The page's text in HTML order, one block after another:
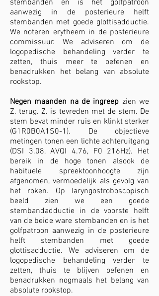
stembanden en is het golfpatroon
aanwezig in de posterieure helft
stembanden met goede glottisadductie.
We noteren erytheem in de posterieure
commissuur. We adviseren om de
logopedische behandeling verder te
zetten, thuis meer te oefenen en
benadrukken het belang van absolute
rookstop.
Negen maanden na de ingreep zien we
Z. terug. Z. is tevreden met de stem. De
stem bevat minder ruis en klinkt sterker
(G1R0B0A1S0-1). De objectieve
metingen tonen een lichte achteruitgang
(DSI 3.08, AVQI 4.76, F0 216Hz). Het
bereik in de hoge tonen alsook de
habituele spreektoonhoogte zijn
afgenomen, vermoedelijk als gevolg van
het roken. Op laryngostroboscopisch
beeld zien we een goede
stembandadductie in de voorste helft
van de beide ware stembanden en is het
golfpatroon aanwezig in de posterieure
helft stembanden met goede
glottisadductie. We adviseren om de
logopedische behandeling verder te
zetten, thuis te blijven oefenen en
benadrukken nogmaals het belang van
absolute rookstop.